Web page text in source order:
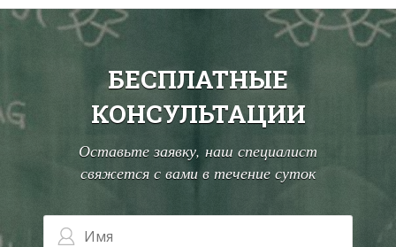
БЕСПЛАТНЫЕ
КОНСУЛЬТАЦИИ
Оставьте заявку, наш специалист
свяжется с вами в течение суток